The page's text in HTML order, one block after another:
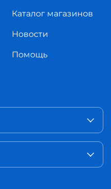
Каталог магазинов
Новости
Помощь